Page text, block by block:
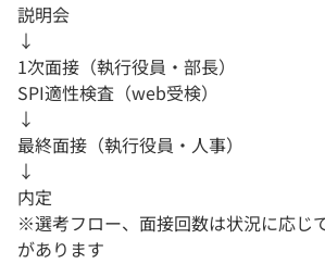
説明会
↓
1次面接（執行役員・部長）
SPI適性検査（web受検）
↓
最終面接（執行役員・人事）
↓
内定
※選考フロー、面接回数は状況に応じ
があります